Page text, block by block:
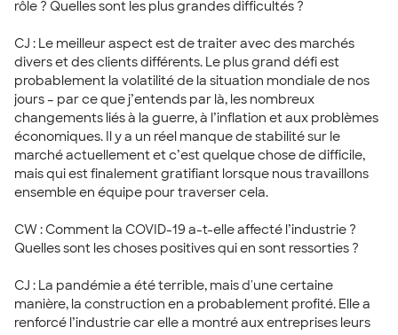
rôle ? Quelles sont les plus grandes difficultés ?
CJ : Le meilleur aspect est de traiter avec des marchés
divers et des clients différents. Le plus grand défi est
probablement la volatilité de la situation mondiale de nos
jours – par ce que j’entends par là, les nombreux
changements liés à la guerre, à l’inflation et aux problèmes
économiques. Il y a un réel manque de stabilité sur le
marché actuellement et c’est quelque chose de difficile,
mais qui est finalement gratifiant lorsque nous travaillons
ensemble en équipe pour traverser cela.
CW : Comment la COVID-19 a-t-elle affecté l’industrie ?
Quelles sont les choses positives qui en sont ressorties ?
CJ : La pandémie a été terrible, mais d'une certaine
manière, la construction en a probablement profité. Elle a
renforcé l’industrie car elle a montré aux entreprises leurs